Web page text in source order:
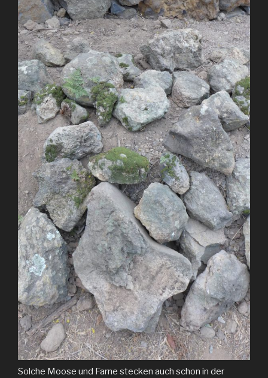
Solche Moose und Farne stecken auch schon in der